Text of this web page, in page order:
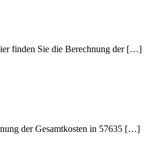
finden Sie die Berechnung der […]
der Gesamtkosten in 57635 […]